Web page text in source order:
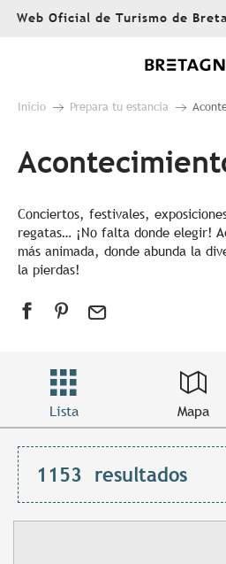
AllerWeb Oficial de Turismo de
Inicio Prepara tu estancia
Conciertos, festivales,
regatas… ¡No falta donde elegir!
más animada, donde abunda la
la pierdas!
Lista Mapa
1153 resultados